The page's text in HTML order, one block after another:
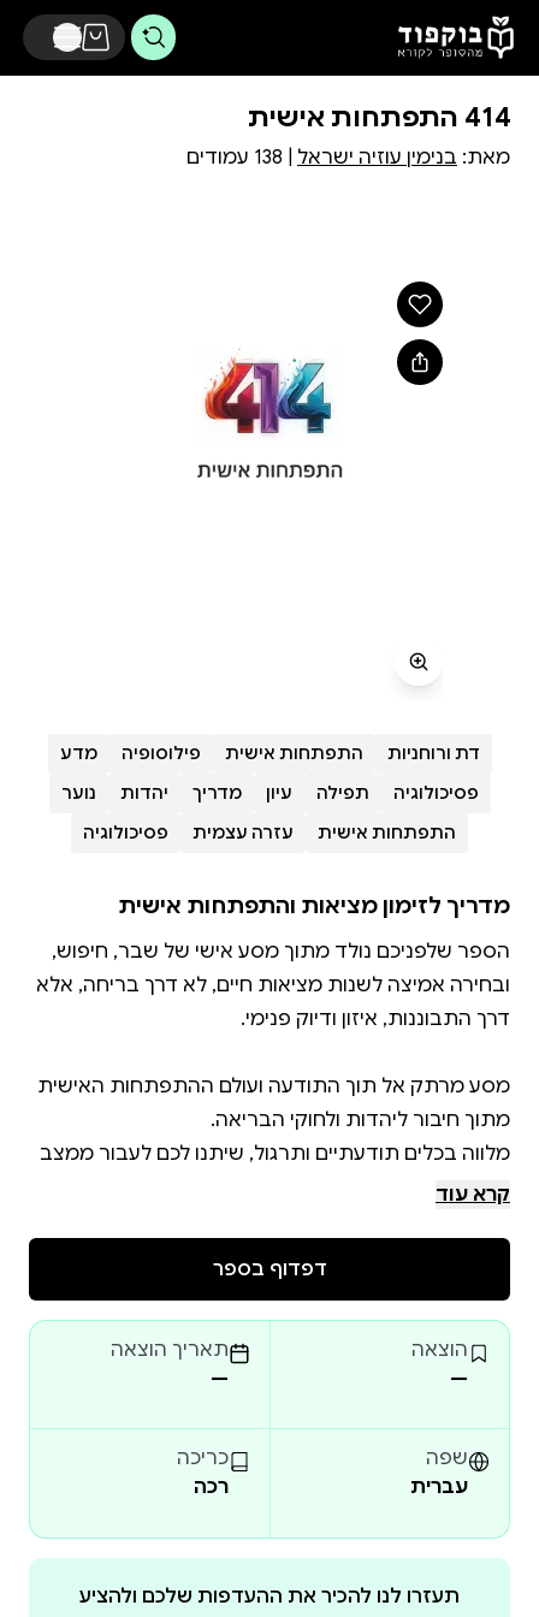
דלג לתוכן הראשי
414 התפתחות אישית
מאת: בנימין עוזיה ישראל
דת ורוחניות התפתחות אישית פילוסופיה
מדע
פסיכולוגיה
תפילה עיון מדריך יהדות
נוער
התפתחות אישית
עזרה עצמית פסיכולוגיה
מדריך לזימון מציאות והתפתחות אישית
הספר שלפניכם נולד מתוך מסע אישי של שבר, חיפוש,
ובחירה אמיצה לשנות מציאות חיים, לא דרך בריחה, אלא
מסע מרתק אל תוך התודעה ועולם ההתפתחות האישית
מלווה בכלים תודעתיים ותרגול, שיתנו לכם לעבור ממצב
תודעתי ומעשי. שלושה שלבים שאין אפשרות לדלג
עליהם ואין קיצור דרך סביבם: בניית תשתית וכלי של איזון,
ספר פרקטי וקצר, שנועד לקריאה חוזרת ולתרגול כדרך
ספר שמלווה את הקורא שלב אחר שלב אל גרסה
קרא עוד
דפדוף בספר
הוצאה
—
תאריך הוצאה
—
שפה
עברית
כריכה
רכה
תעזרו לנו להכיר את ההעדפות שלכם ולהציע